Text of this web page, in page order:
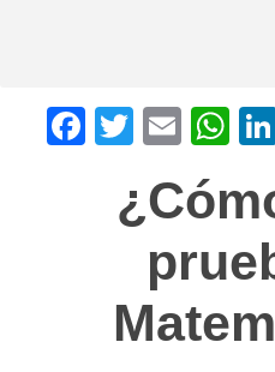
F
T
tt
er
E
ail
W
at
s
A
p